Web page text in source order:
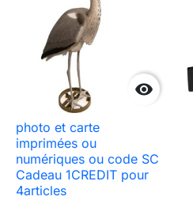

photo et carte
imprimées ou
numériques ou code SC
Cadeau 1CREDIT pour
4articles